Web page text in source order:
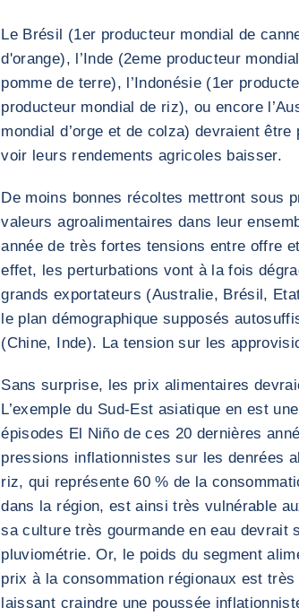
Le Brésil (1er producteur mondial de
d'orange), l’Inde (2eme producteur
pomme de terre), l’Indonésie (1er
producteur mondial de riz), ou encore
mondial d’orge et de colza) devraient
voir leurs rendements agricoles baisser.
De moins bonnes récoltes mettront sous
valeurs agroalimentaires dans leur
année de très fortes tensions entre offre
effet, les perturbations vont à la fois
grands exportateurs (Australie, Brésil,
le plan démographique supposés
(Chine, Inde). La tension sur les
Sans surprise, les prix alimentaires
L’exemple du Sud-Est asiatique en est
épisodes El Niño de ces 20 dernières
pressions inflationnistes sur les denrées
riz, qui représente 60 % de la
dans la région, est ainsi très vulnérable
sa culture très gourmande en eau devrait
pluviométrie. Or, le poids du segment
prix à la consommation régionaux est
laissant craindre une poussée